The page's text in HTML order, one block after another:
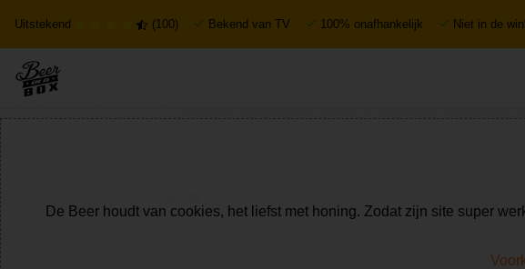
Uitstekend (100) Bekend van TV 100% onafhankelijk Niet in de
De Beer houdt van cookies, het liefst met honing. Zodat zijn site super